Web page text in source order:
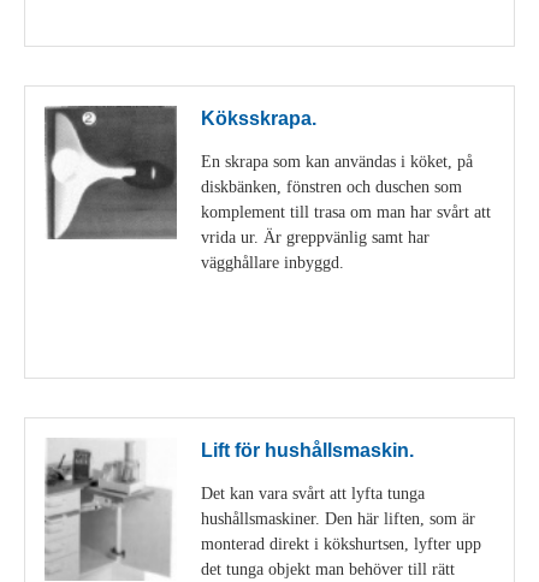
Köksskrapa.
En skrapa som kan användas i köket, på
diskbänken, fönstren och duschen som
komplement till trasa om man har svårt att
vrida ur. Är greppvänlig samt har
vägghållare inbyggd.
Lift för hushållsmaskin.
Det kan vara svårt att lyfta tunga
hushållsmaskiner. Den här liften, som är
monterad direkt i kökshurtsen, lyfter upp
det tunga objekt man behöver till rätt